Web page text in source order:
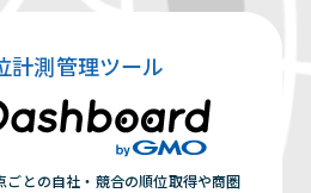
計測管理ツール
ごとの自社・競合の順位取得や商圏